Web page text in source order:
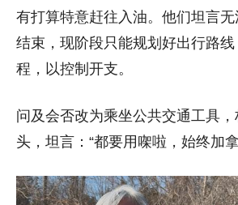
有打算特意赶往入油。他们坦言
结束，现阶段只能规划好出行路
程，以控制开支。
问及会否改为乘坐公共交通工具
头，坦言：“都要用㗎啦，始终加